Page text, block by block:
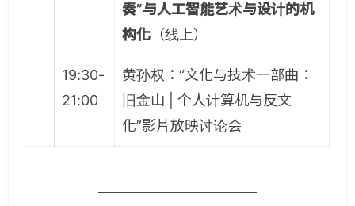
奏”与人工智能艺术与设计的机
构化 （线上）
19:30-
21:00
黄孙权：“文化与技术一部曲：
旧金山 | 个人计算机与反文
化”影片放映讨论会